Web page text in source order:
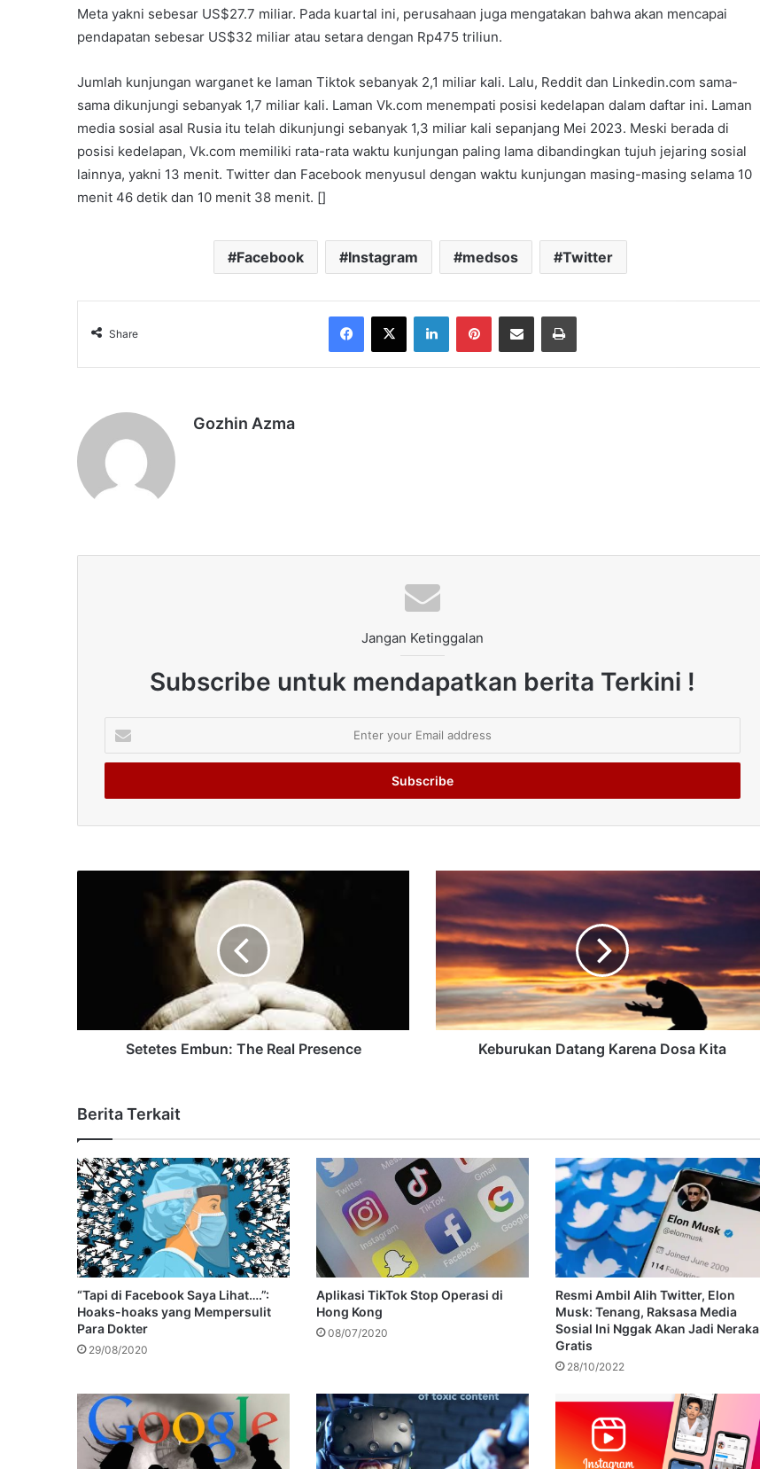
Meta yakni sebesar US$27.7 miliar. Pada kuartal ini, perusahaan juga mengatakan bahwa akan mencapai
pendapatan sebesar US$32 miliar atau setara dengan Rp475 triliun.
Jumlah kunjungan warganet ke laman Tiktok sebanyak 2,1 miliar kali. Lalu, Reddit dan Linkedin.com sama-
sama dikunjungi sebanyak 1,7 miliar kali. Laman Vk.com menempati posisi kedelapan dalam daftar ini. Laman
media sosial asal Rusia itu telah dikunjungi sebanyak 1,3 miliar kali sepanjang Mei 2023. Meski berada di
posisi kedelapan, Vk.com memiliki rata-rata waktu kunjungan paling lama dibandingkan tujuh jejaring sosial
lainnya, yakni 13 menit. Twitter dan Facebook menyusul dengan waktu kunjungan masing-masing selama 10
menit 46 detik dan 10 menit 38 menit. []
Facebook Instagram medsos Twitter
Share
Facebook
X LinkedInPinterestShare via Email Print
Gozhin Azma
Jangan Ketinggalan
Subscribe untuk mendapatkan berita Terkini !
your
Email
Setetes Embun: The Real Presence Keburukan Datang Karena Dosa Kita
Berita Terkait
“Tapi di Facebook Saya Lihat….”:
Hoaks-hoaks yang Mempersulit
Para Dokter
29/08/2020
Aplikasi TikTok Stop Operasi di
Hong Kong
08/07/2020
Resmi Ambil Alih Twitter, Elon
Musk: Tenang, Raksasa Media
Sosial Ini Nggak Akan Jadi Neraka
Gratis
28/10/2022